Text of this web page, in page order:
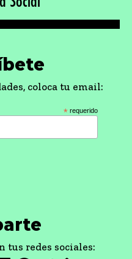
coloca tu email:
* requerido
tus redes sociales: